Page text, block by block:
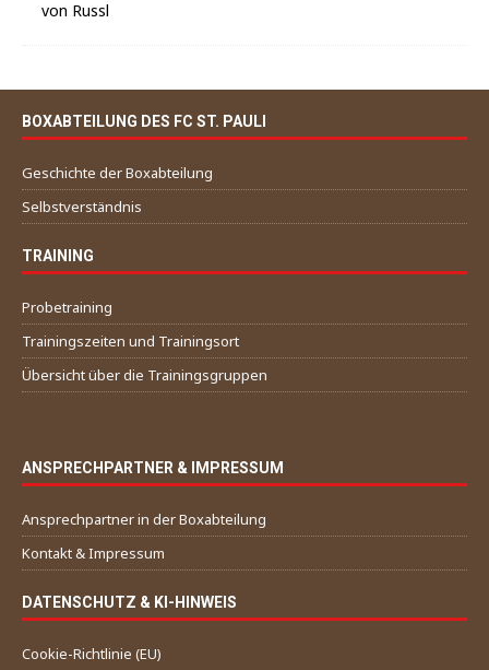
BOXABTEILUNG DES FC ST. PAULI
Geschichte der Boxabteilung
Selbstverständnis
TRAINING
Probetraining
Trainingszeiten und Trainingsort
Übersicht über die Trainingsgruppen
ANSPRECHPARTNER & IMPRESSUM
Ansprechpartner in der Boxabteilung
Kontakt & Impressum
DATENSCHUTZ & KI-HINWEIS
Cookie-Richtlinie (EU)